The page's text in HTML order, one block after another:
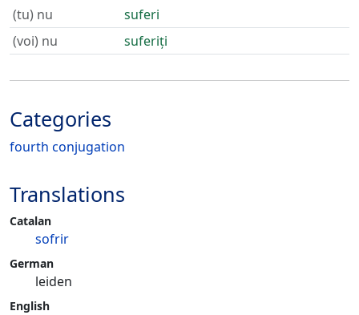
(tu) nu
suferi
(voi) nu
suferiți
Categories
fourth conjugation
Translations
Catalan
sofrir
German
leiden
English